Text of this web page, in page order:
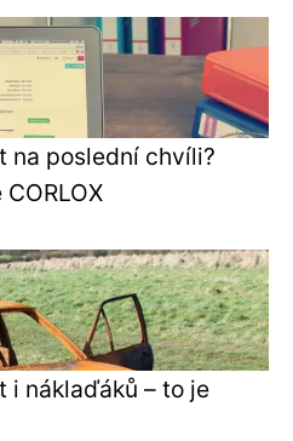
na poslední chvíli?
i náklaďáků – to je